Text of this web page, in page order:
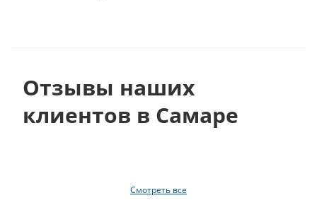
Отзывы наших
клиентов в Самаре
Смотреть все